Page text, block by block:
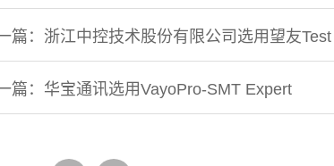
篇：浙江中控技术股份有限公司选用望友
一篇：华宝通讯选用VayoPro-SMT Expert